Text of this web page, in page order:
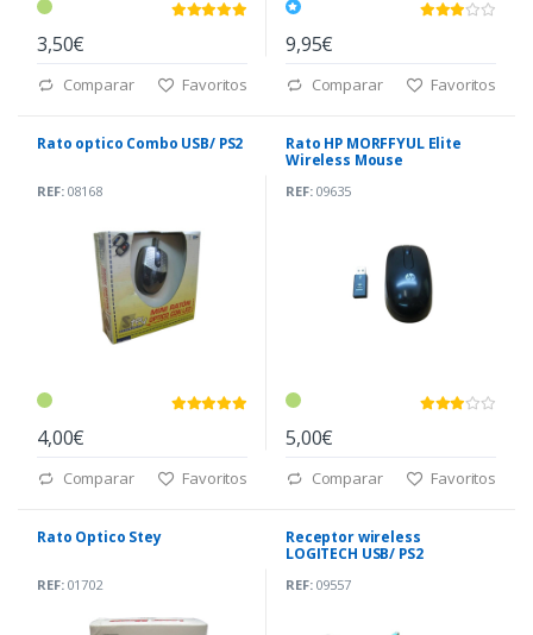
3,50€
Comparar Favoritos
9,95€
Comparar Favoritos
Rato optico Combo USB/ PS2
REF:08168
4,00€
Comparar Favoritos
Rato HP MORFFYUL Elite
Wireless Mouse
REF:09635
5,00€
Comparar Favoritos
Rato Optico Stey
REF:01702
Receptor wireless
LOGITECH USB/ PS2
REF:09557